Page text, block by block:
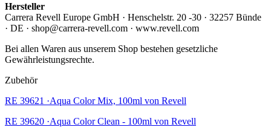
Hersteller
Carrera Revell Europe GmbH · Henschelstr. 20 -30 · 32257 Bünde
· DE · shop@carrera-revell.com · www.revell.com
Bei allen Waren aus unserem Shop bestehen gesetzliche
Gewährleistungsrechte.
Zubehör
RE 39621 ·Aqua Color Mix, 100ml von Revell
RE 39620 ·Aqua Color Clean - 100ml von Revell